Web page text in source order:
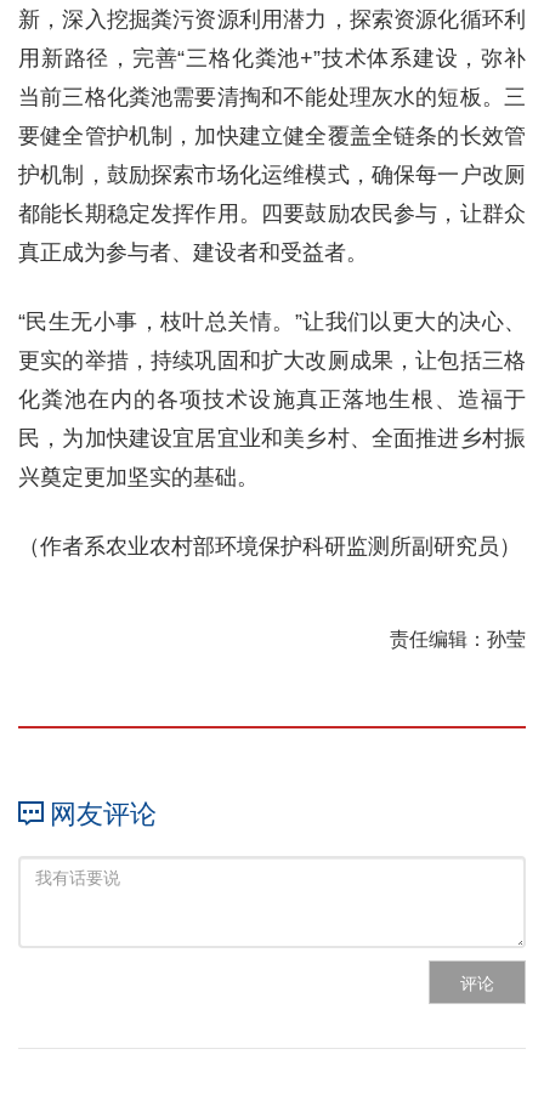
新，深入挖掘粪污资源利用潜力，探索资源化循环利
用新路径，完善“三格化粪池+”技术体系建设，弥补
当前三格化粪池需要清掏和不能处理灰水的短板。三
要健全管护机制，加快建立健全覆盖全链条的长效管
护机制，鼓励探索市场化运维模式，确保每一户改厕
都能长期稳定发挥作用。四要鼓励农民参与，让群众
真正成为参与者、建设者和受益者。
“民生无小事，枝叶总关情。”让我们以更大的决心、
更实的举措，持续巩固和扩大改厕成果，让包括三格
化粪池在内的各项技术设施真正落地生根、造福于
民，为加快建设宜居宜业和美乡村、全面推进乡村振
兴奠定更加坚实的基础。
（作者系农业农村部环境保护科研监测所副研究员）
责任编辑：孙莹
网友评论
评论